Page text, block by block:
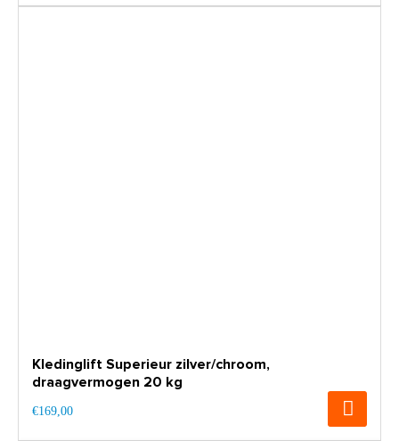
Kledinglift Superieur zilver/chroom,
draagvermogen 20 kg
€169,00